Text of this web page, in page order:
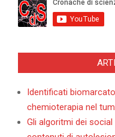
Identificati
chemioterapia nel
Gli algoritmi dei